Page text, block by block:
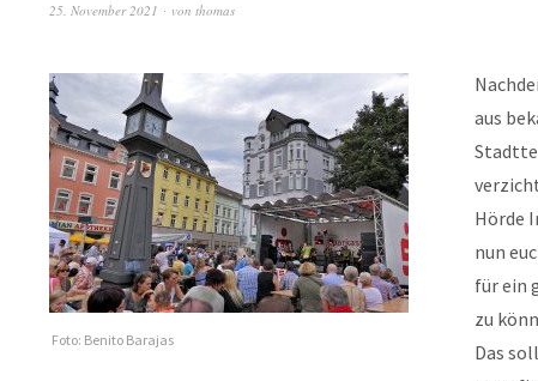
25. November 2021 von thomas
Foto: Benito Barajas
aus
Hörde
nun
für ein
zu
Das